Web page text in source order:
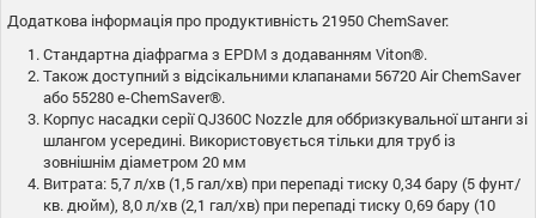
Додаткова інформація про продуктивність 21950 ChemSaver:
Стандартна діафрагма з EPDM з додаванням Viton®.
Також доступний з відсікальними клапанами 56720 Air ChemSaver
або 55280 e-ChemSaver®.
Корпус насадки серії QJ360C Nozzle для оббризкувальної штанги зі
шлангом усередині. Використовується тільки для труб із
зовнішнім діаметром 20 мм
Витрата: 5,7 л/хв (1,5 гал/хв) при перепаді тиску 0,34 бару (5 фунт/
кв. дюйм), 8,0 л/хв (2,1 гал/хв) при перепаді тиску 0,69 бару (10